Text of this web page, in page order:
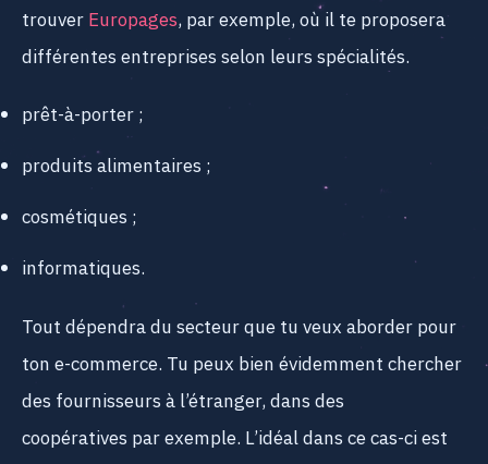
trouverEuropages, par exemple, où il te proposera
différentes entreprises selon leurs spécialités.
prêt-à-porter ;
produits alimentaires ;
cosmétiques ;
informatiques.
Tout dépendra du secteur que tu veux aborder pour
ton e-commerce. Tu peux bien évidemment chercher
des fournisseurs à l’étranger, dans des
coopératives par exemple. L’idéal dans ce cas-ci est